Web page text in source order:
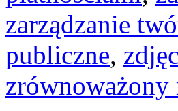
zarządzanie
publiczne,